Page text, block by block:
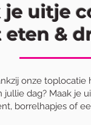
je uitje
eten &
onze
jullie dag? Maak je
borrelhapjes of